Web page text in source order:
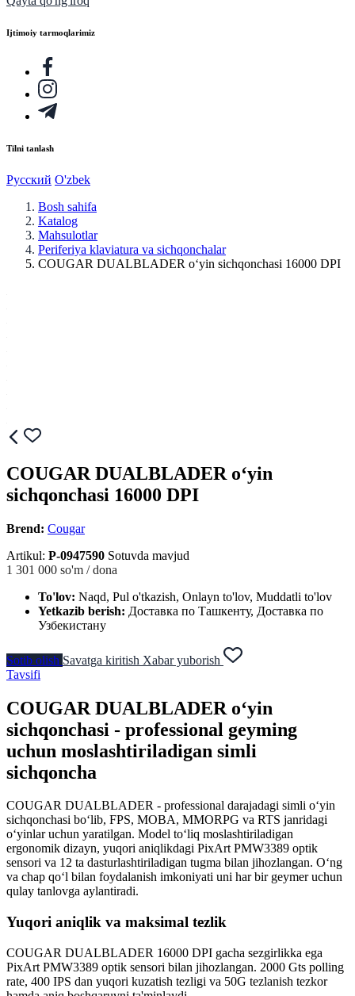
Ijtimoiy tarmoqlarimiz
Tilni tanlash
Русский O'zbek
Bosh sahifa
Katalog
Mahsulotlar
Periferiya klaviatura va sichqonchalar
COUGAR DUALBLADER o‘yin sichqonchasi 16000 DPI
COUGAR DUALBLADER o‘yin
sichqonchasi 16000 DPI
Brend: Cougar
Artikul: P-0947590 Sotuvda mavjud
1 301 000 so'm / dona
To'lov: Naqd, Pul o'tkazish, Onlayn to'lov, Muddatli to'lov
Yetkazib berish: Доставка по Ташкенту, Доставка по
Узбекистану
Sotib olish Savatga kiritish Xabar yuborish
Tavsifi
COUGAR DUALBLADER o‘yin
sichqonchasi - professional geyming
uchun moslashtiriladigan simli
sichqoncha
COUGAR DUALBLADER - professional darajadagi simli o‘yin
sichqonchasi bo‘lib, FPS, MOBA, MMORPG va RTS janridagi
o‘yinlar uchun yaratilgan. Model to‘liq moslashtiriladigan
ergonomik dizayn, yuqori aniqlikdagi PixArt PMW3389 optik
sensori va 12 ta dasturlashtiriladigan tugma bilan jihozlangan. O‘ng
va chap qo‘l bilan foydalanish imkoniyati uni har bir geymer uchun
qulay tanlovga aylantiradi.
Yuqori aniqlik va maksimal tezlik
COUGAR DUALBLADER 16000 DPI gacha sezgirlikka ega
PixArt PMW3389 optik sensori bilan jihozlangan. 2000 Gts polling
rate, 400 IPS dan yuqori kuzatish tezligi va 50G tezlanish tezkor